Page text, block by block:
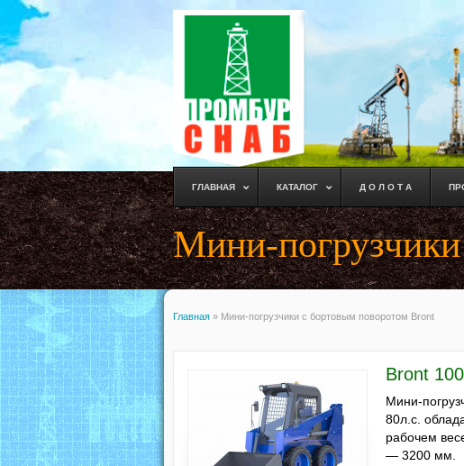
ГЛАВНАЯ КАТАЛОГ Д О Л О Т А
Мини-
Главная » Мини-погрузчики с бортовым поворотом Bront
Bront
Мини-
80л.с.
рабочем
— 3200 мм.